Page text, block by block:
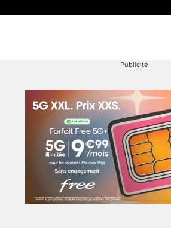
Publicité